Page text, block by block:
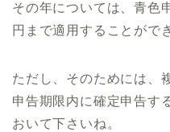
その年については、青色
円まで適用することがで
ただし、そのためには、
申告期限内に確定申告す
おいて下さいね。